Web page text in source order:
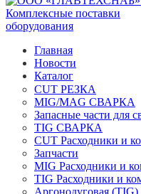
Главная
Новости
Каталог
CUT РЕЗКА
MIG/MAG СВАРКА
Запасные части для
TIG СВАРКА
CUT Расходники и
Запчасти
MIG Расходники и
TIG Расходники и
Аргонодуговая (TIG)